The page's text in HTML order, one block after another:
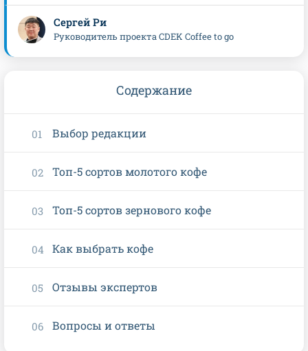
Сергей Ри
Руководитель проекта CDEK Coffee to go
Содержание
Выбор редакции
Топ-5 сортов молотого кофе
Топ-5 сортов зернового кофе
Как выбрать кофе
Отзывы экспертов
Вопросы и ответы